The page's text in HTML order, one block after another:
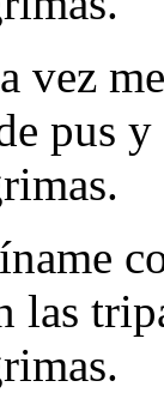
vez
pus
las